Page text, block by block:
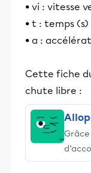
• vi : vitesse
• t : temps (s)
• a :
Cette fiche
chute libre :